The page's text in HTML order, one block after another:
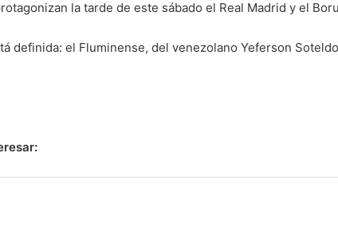
la tarde de este sábado el Real Madrid y el
definida: el Fluminense, del venezolano Yeferson